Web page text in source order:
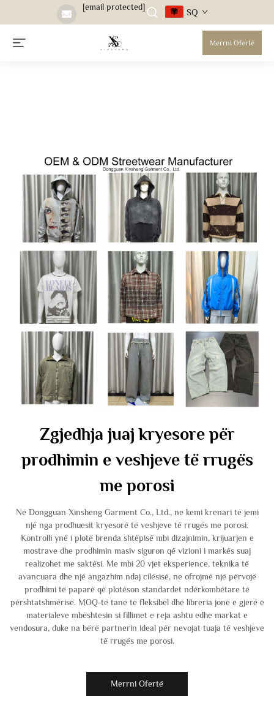
[email protected] SQ
Merrni Ofertë
Zgjedhja juaj kryesore për
prodhimin e veshjeve të rrugës
me porosi
Në Dongguan Xinsheng Garment Co., Ltd., ne kemi krenari të jemi
një nga prodhuesit kryesorë të veshjeve të rrugës me porosi.
Kontrolli ynë i plotë brenda shtëpisë mbi dizajnimin, krijuarjen e
mostrave dhe prodhimin masiv siguron që vizioni i markës suaj
realizohet me saktësi. Me mbi 20 vjet eksperience, teknika të
avancuara dhe një angazhim ndaj cilësisë, ne ofrojmë një përvojë
prodhimi të paparë që plotëson standardet ndërkombëtare të
përshtatshmërisë. MOQ-të tanë të fleksibël dhe libreria jonë e gjerë e
materialeve mbështesin si fillimet e reja ashtu edhe markat e
vendosura, duke na bërë partnerin ideal për nevojat tuaja të veshjeve
të rrugës me porosi.
Merrni Ofertë